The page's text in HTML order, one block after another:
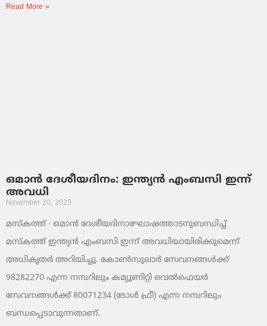
Read More »
ഒമാൻ ദേശീയദിനം: ഇന്ത്യൻ എംബസി ഇന്ന്
അവധി
November 20, 2025
മസ്‌കത്ത് ∙ ഒമാൻ ദേശീയദിനാഘോഷത്താടനുബന്ധിച്ച്
മസ്‌കത്ത് ഇന്ത്യൻ എംബസി ഇന്ന് അവധിയായിരിക്കുമെന്ന്
അധികൃതർ അറിയിച്ചു. കോൺസുലാർ സേവനങ്ങൾക്ക്
98282270 എന്ന നമ്പറിലും കമ്യൂണിറ്റി വെൽഫെയർ
സേവനങ്ങൾക്ക് 80071234 (ടോൾ ഫ്രീ) എന്ന നമ്പറിലും
ബന്ധപ്പെടാവുന്നതാണ്.